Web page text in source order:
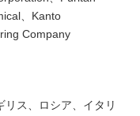
、Kanto
Company
ス、ロシア、イタリ